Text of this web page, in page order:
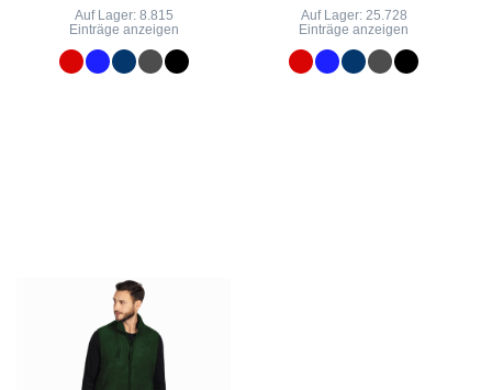
Auf Lager: 8.815
Einträge anzeigen
Auf Lager: 25.728
Einträge anzeigen